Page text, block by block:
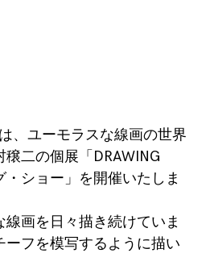
、ユーモラスな線画の世界
二の個展「DRAWING
・ショー」を開催いたしま
画を日々描き続けていま
フを模写するように描い